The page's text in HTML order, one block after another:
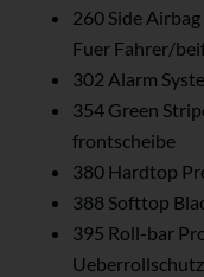
260 Side
Fuer Fahrer/
302 Alarm
354 Green
frontscheibe
380 Hardtop
388 Softtop
395 Roll-bar